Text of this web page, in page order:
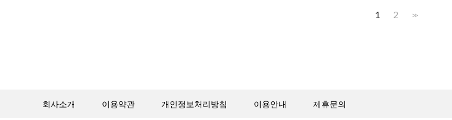
1 2 >>
회사소개 이용약관 개인정보처리방침 이용안내 제휴문의